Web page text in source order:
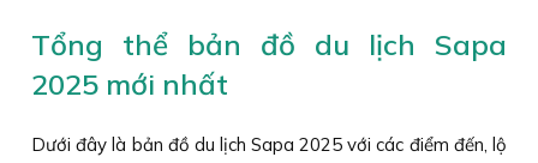
Tổng thể bản đồ du lịch Sapa
2025 mới nhất
Dưới đây là bản đồ du lịch Sapa 2025 với các điểm đến, lộ